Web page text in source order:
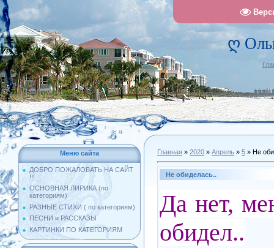
ღ
Меню сайта
ДОБРО ПОЖАЛОВАТЬ НА САЙТ
!!!
ОСНОВНАЯ ЛИРИКА (по
категориям)
РАЗНЫЕ СТИХИ ( по категориям)
ПЕСНИ и РАССКАЗЫ
КАРТИНКИ ПО КАТЕГОРИЯМ
Главная » 2020 » Апрель » 5 » Не
Не обиделась..
Да нет,
обидел..